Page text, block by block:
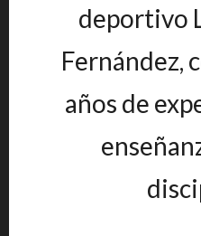
deportivo
Fernández,
años de